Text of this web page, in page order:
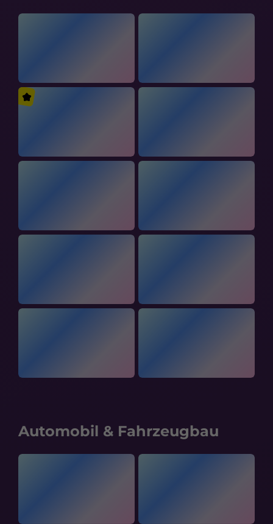
Automobil & Fahrzeugbau